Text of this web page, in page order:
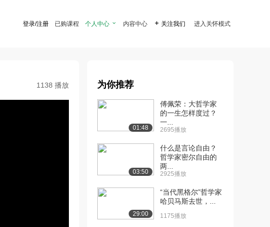
登录/注册 已购课程 个人中心  内容中心  关注我们 进入关怀模式
1138 播放 为你推荐
01:48
傅佩荣：大哲学家
的一生怎样度过？
一...
2695播放
03:50
什么是言论自由？
哲学家密尔自由的
两...
2925播放
29:00
“当代黑格尔”哲学家
哈贝马斯去世，...
1175播放